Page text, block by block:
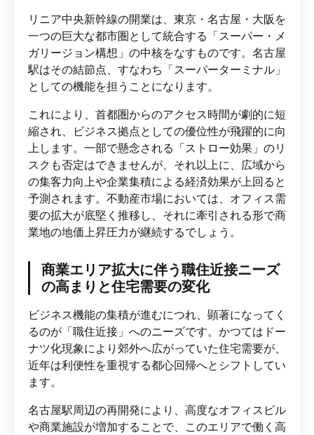
リニア中央新幹線の開業は、東京・名古屋・大阪を
一つの巨大な都市圏として統合する「スーパー・メ
ガリージョン構想」の中核をなすものです。名古屋
駅はその結節点、すなわち「スーパーターミナル」
としての機能を担うことになります。
これにより、首都圏からのアクセス時間が劇的に短
縮され、ビジネス拠点としての優位性が飛躍的に向
上します。一部で懸念される「ストロー効果」のリ
スクも否定はできませんが、それ以上に、広域から
の集客力向上や企業集積による経済効果が上回ると
予測されます。不動産市場においては、オフィス需
要の拡大が底堅く推移し、それに牽引される形で商
業地の地価上昇圧力が継続するでしょう。
商業エリア拡大に伴う職住近接ニーズ
の高まりと住宅需要の変化
ビジネス機能の集積が進むにつれ、顕著になってく
るのが「職住近接」へのニーズです。かつてはドー
ナツ化現象により郊外へ広がっていた住宅需要が、
近年は利便性を重視する都心回帰へとシフトしてい
ます。
名古屋駅周辺の再開発により、高度なオフィスビル
や商業施設が増加することで、このエリアで働く高